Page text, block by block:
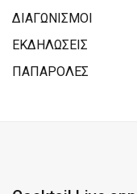
ΔΙΑΓΩΝΙΣΜΟΙ
ΕΚΔΗΛΩΣΕΙΣ
ΠΑΠΑΡΟΛΕΣ